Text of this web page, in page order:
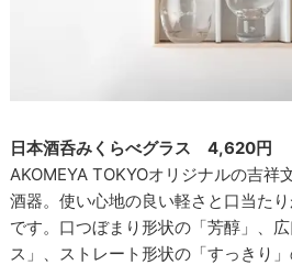
日本酒呑みくらべグラス 4,620円
AKOMEYA TOKYOオリジナルの吉祥
酒器。使い心地の良い軽さと口当た
です。口つぼまり形状の「芳醇」、
ス」、ストレート形状の「すっきり